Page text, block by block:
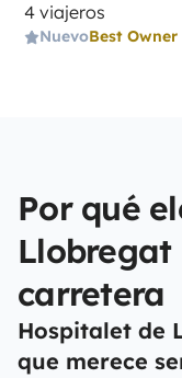
4 viajeros
NuevoBest Owner
Por qué
carretera
Hospitalet de
que merece